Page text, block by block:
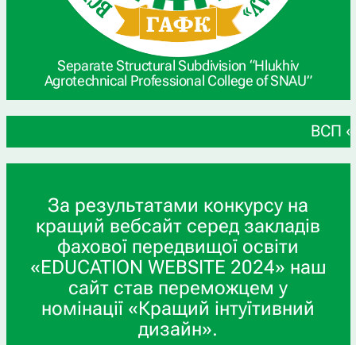
Separate Structural Subdivision “Hlukhiv
Agrotechnical Professional College of SNAU”
ВСП
За результатами конкурсу на
кращий вебсайт серед закладів
фахової передвищої освіти
«EDUCATION WEBSITE 2024» наш
сайт став переможцем у
номінації «Кращий інтуїтивний
дизайн».